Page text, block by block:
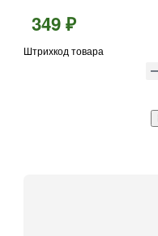
349 ₽
Штрихкод товара